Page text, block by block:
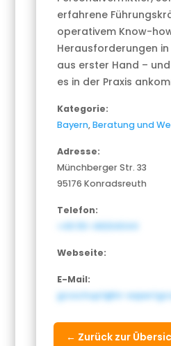
erfahrene
operativem Know-
Herausforderungen
aus erster Hand –
es in der Praxis
Kategorie:
Bayern,Beratung und
Adresse:
Münchberger Str. 33
95176 Konradsreuth
Telefon:
+49 151-46334044
Webseite:
E-Mail:
groschupf@hr-
← Zurück zur